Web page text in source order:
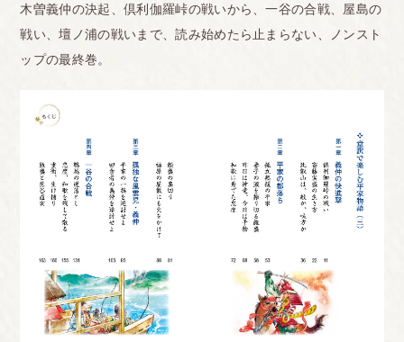
木曽義仲の決起、倶利伽羅峠の戦いから、一谷の合戦、屋島の
戦い、壇ノ浦の戦いまで、読み始めたら止まらない、ノンスト
ップの最終巻。